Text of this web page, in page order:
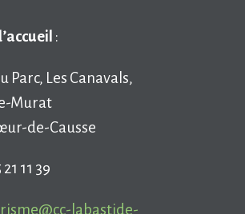
:
Parc, Les Canavals,
Murat
de-Causse
11 39
labastide-